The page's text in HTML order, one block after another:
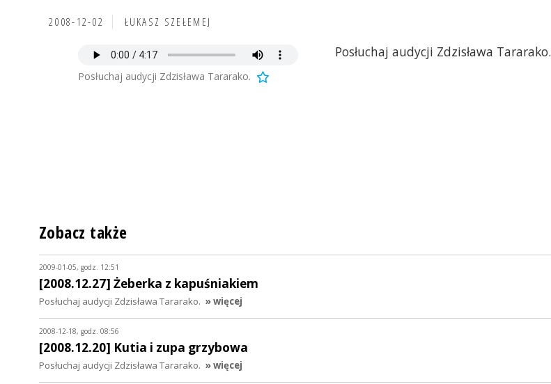
2008-12-02 ŁUKASZ SZEŁEMEJ
Posłuchaj audycji Zdzisława Tararako.
Posłuchaj audycji Zdzisława Tararako.
Zobacz także
2009-01-05, godz. 12:51
[2008.12.27] Żeberka z kapuśniakiem
Posłuchaj audycji Zdzisława Tararako. » więcej
2008-12-18, godz. 08:56
[2008.12.20] Kutia i zupa grzybowa
Posłuchaj audycji Zdzisława Tararako. » więcej